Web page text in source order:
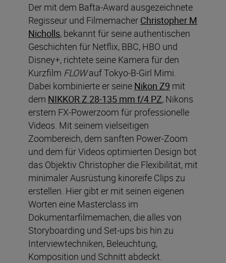
Der mit dem Bafta-Award ausgezeichnete
Regisseur und Filmemacher Christopher M
Nicholls, bekannt für seine authentischen
Geschichten für Netflix, BBC, HBO und
Disney+, richtete seine Kamera für den
Kurzfilm FLOWauf Tokyo-B-Girl Mimi.
Dabei kombinierte er seine Nikon Z9 mit
dem NIKKOR Z 28-135 mm f/4 PZ, Nikons
erstem FX-Powerzoom für professionelle
Videos. Mit seinem vielseitigen
Zoombereich, dem sanften Power-Zoom
und dem für Videos optimierten Design bot
das Objektiv Christopher die Flexibilität, mit
minimaler Ausrüstung kinoreife Clips zu
erstellen. Hier gibt er mit seinen eigenen
Worten eine Masterclass im
Dokumentarfilmemachen, die alles von
Storyboarding und Set-ups bis hin zu
Interviewtechniken, Beleuchtung,
Komposition und Schnitt abdeckt.